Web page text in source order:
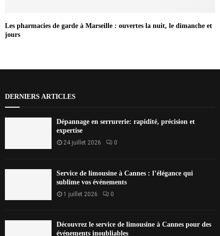
Les pharmacies de garde à Marseille : ouvertes la nuit, le dimanche et
jours
DERNIERS ARTICLES
Dépannage en serrurerie: rapidité, précision et
expertise
24 juillet 2026 0
Service de limousine à Cannes : l’élégance qui
sublime vos événements
1 juillet 2026 0
Découvrez le service de limousine à Cannes pour des
événements inoubliables